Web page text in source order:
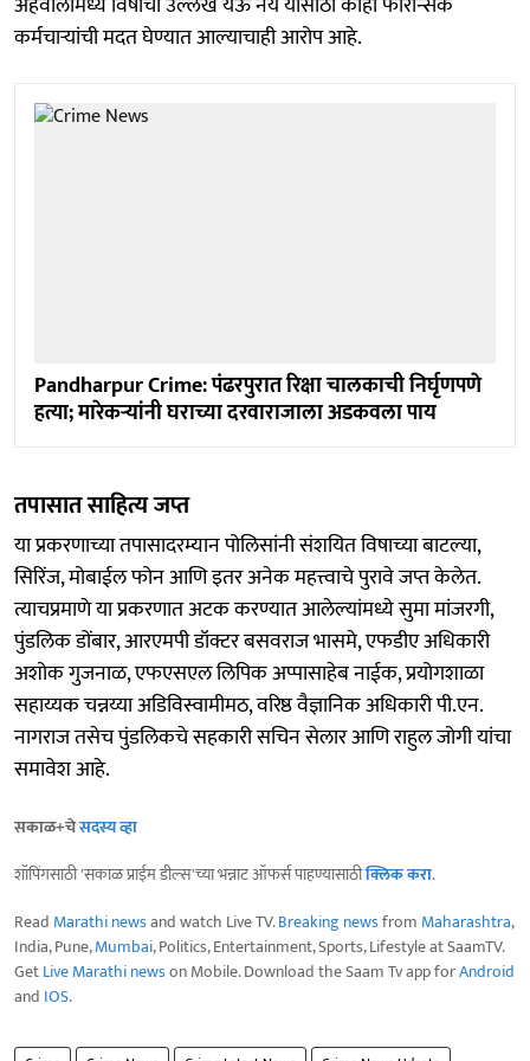
कर्मचाऱ्यांची मदत घेण्यात आल्याचाही आरोप आहे.
Pandharpur Crime: पंढरपुरात रिक्षा चालकाची निर्घृणपणे
हत्या; मारेकऱ्यांनी घराच्या दरवाराजाला अडकवला पाय
तपासात साहित्य जप्त
या प्रकरणाच्या तपासादरम्यान पोलिसांनी संशयित विषाच्या बाटल्या,
सिरिंज, मोबाईल फोन आणि इतर अनेक महत्त्वाचे पुरावे जप्त केलेत.
त्याचप्रमाणे या प्रकरणात अटक करण्यात आलेल्यांमध्ये सुमा मांजरगी,
पुंडलिक डोंबार, आरएमपी डॉक्टर बसवराज भासमे, एफडीए अधिकारी
अशोक गुजनाळ, एफएसएल लिपिक अप्पासाहेब नाईक, प्रयोगशाळा
सहाय्यक चन्नय्या अडिविस्वामीमठ, वरिष्ठ वैज्ञानिक अधिकारी पी.एन.
नागराज तसेच पुंडलिकचे सहकारी सचिन सेलार आणि राहुल जोगी यांचा
समावेश आहे.
सकाळ+चेसदस्य व्हा
शॉपिंगसाठी 'सकाळ प्राईम डील्स'च्या भन्नाट ऑफर्स पाहण्यासाठीक्लिक करा.
Read Marathi newsand watch Live TV.Breaking newsfrom Maharashtra,
India, Pune,Mumbai, Politics, Entertainment, Sports, Lifestyle at SaamTV.
GetLive Marathi newson Mobile. Download the Saam Tv app forAndroid
and IOS.